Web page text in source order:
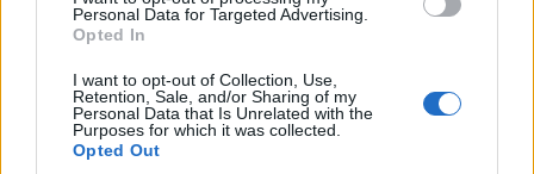
Personal Data for Targeted Advertising.
Opted In
I want to opt-out of Collection, Use,
Retention, Sale, and/or Sharing of my
Personal Data that Is Unrelated with the
Purposes for which it was collected.
Opted Out